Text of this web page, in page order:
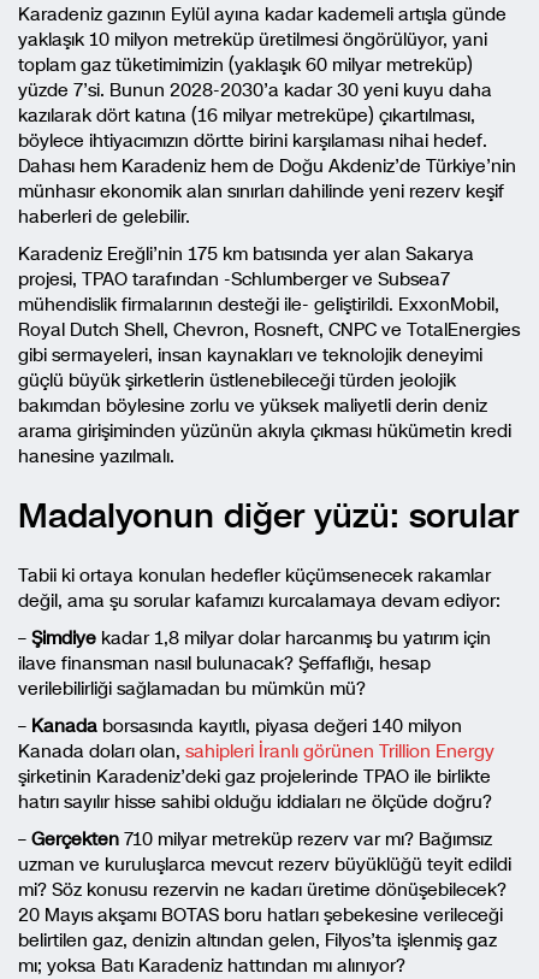
Karadeniz gazının Eylül ayına kadar kademeli artışla günde
yaklaşık 10 milyon metreküp üretilmesi öngörülüyor, yani
toplam gaz tüketimimizin (yaklaşık 60 milyar metreküp)
yüzde 7’si. Bunun 2028-2030’a kadar 30 yeni kuyu daha
kazılarak dört katına (16 milyar metreküpe) çıkartılması,
böylece ihtiyacımızın dörtte birini karşılaması nihai hedef.
Dahası hem Karadeniz hem de Doğu Akdeniz’de Türkiye’nin
münhasır ekonomik alan sınırları dahilinde yeni rezerv keşif
haberleri de gelebilir.
Karadeniz Ereğli’nin 175 km batısında yer alan Sakarya
projesi, TPAO tarafından -Schlumberger ve Subsea7
mühendislik firmalarının desteği ile- geliştirildi. ExxonMobil,
Royal Dutch Shell, Chevron, Rosneft, CNPC ve TotalEnergies
gibi sermayeleri, insan kaynakları ve teknolojik deneyimi
güçlü büyük şirketlerin üstlenebileceği türden jeolojik
bakımdan böylesine zorlu ve yüksek maliyetli derin deniz
arama girişiminden yüzünün akıyla çıkması hükümetin kredi
hanesine yazılmalı.
Madalyonun diğer yüzü: sorular
Tabii ki ortaya konulan hedefler küçümsenecek rakamlar
değil, ama şu sorular kafamızı kurcalamaya devam ediyor:
– Şimdiye kadar 1,8 milyar dolar harcanmış bu yatırım için
ilave finansman nasıl bulunacak? Şeffaflığı, hesap
verilebilirliği sağlamadan bu mümkün mü?
– Kanada borsasında kayıtlı, piyasa değeri 140 milyon
Kanada doları olan, sahipleri İranlı görünen Trillion Energy
şirketinin Karadeniz’deki gaz projelerinde TPAO ile birlikte
hatırı sayılır hisse sahibi olduğu iddiaları ne ölçüde doğru?
– Gerçekten 710 milyar metreküp rezerv var mı? Bağımsız
uzman ve kuruluşlarca mevcut rezerv büyüklüğü teyit edildi
mi? Söz konusu rezervin ne kadarı üretime dönüşebilecek?
20 Mayıs akşamı BOTAS boru hatları şebekesine verileceği
belirtilen gaz, denizin altından gelen, Filyos’ta işlenmiş gaz
mı; yoksa Batı Karadeniz hattından mı alınıyor?